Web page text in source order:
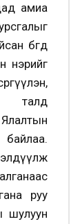
амиа
бөгөөд
нэрийг
талд
Ялалтын
руу
шулуун